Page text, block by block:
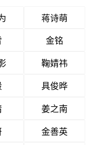
蒋诗萌
金铭
鞠婧祎
具俊晔
姜之南
金善英